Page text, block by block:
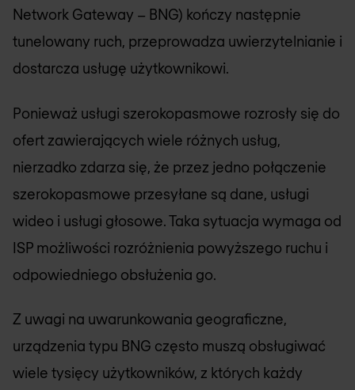
Network Gateway – BNG) kończy następnie
tunelowany ruch, przeprowadza uwierzytelnianie i
dostarcza usługę użytkownikowi.
Ponieważ usługi szerokopasmowe rozrosły się do
ofert zawierających wiele różnych usług,
nierzadko zdarza się, że przez jedno połączenie
szerokopasmowe przesyłane są dane, usługi
wideo i usługi głosowe. Taka sytuacja wymaga od
ISP możliwości rozróżnienia powyższego ruchu i
odpowiedniego obsłużenia go.
Z uwagi na uwarunkowania geograficzne,
urządzenia typu BNG często muszą obsługiwać
wiele tysięcy użytkowników, z których każdy